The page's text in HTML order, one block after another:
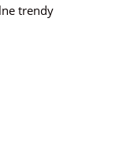
trendy